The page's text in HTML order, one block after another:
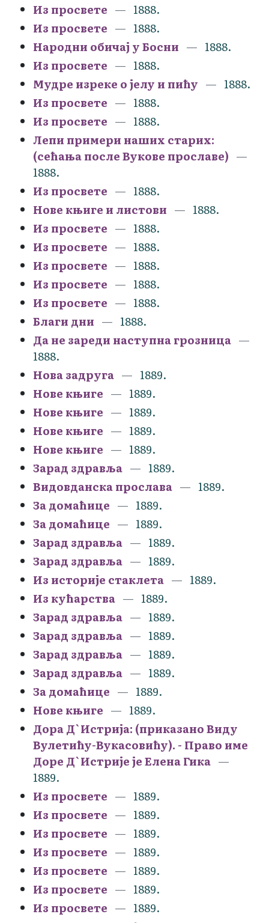
Из просвете
1888.
Из просвете
1888.
Народни обичај у Босни
1888.
Из просвете
1888.
Мудре изреке о јелу и пићу
1888.
Из просвете
1888.
Из просвете
1888.
Лепи примери наших старих:
(сећања после Вукове прославе)
1888.
Из просвете
1888.
Нове књиге и листови
1888.
Из просвете
1888.
Из просвете
1888.
Из просвете
1888.
Из просвете
1888.
Из просвете
1888.
Благи дни
1888.
Да не зареди наступна грозница
1888.
Нова задруга
1889.
Нове књиге
1889.
Нове књиге
1889.
Нове књиге
1889.
Нове књиге
1889.
Зарад здравља
1889.
Видовданска прослава
1889.
За домаћице
1889.
За домаћице
1889.
Зарад здравља
1889.
Зарад здравља
1889.
Из историје стаклета
1889.
Из кућарства
1889.
Зарад здравља
1889.
Зарад здравља
1889.
Зарад здравља
1889.
Зарад здравља
1889.
За домаћице
1889.
Нове књиге
1889.
Дора Д`Истрија: (приказано Виду
Вулетићу-Вукасовићу). - Право име
Доре Д`Истрије је Елена Гика
1889.
Из просвете
1889.
Из просвете
1889.
Из просвете
1889.
Из просвете
1889.
Из просвете
1889.
Из просвете
1889.
Из просвете
1889.